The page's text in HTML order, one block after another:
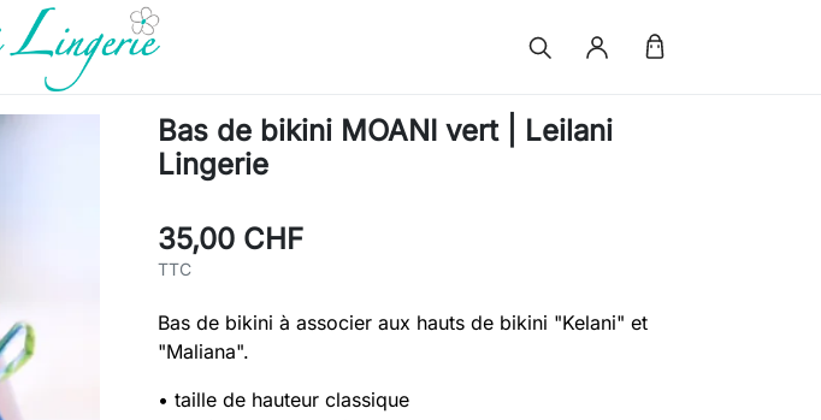
Bas de bikini MOANI vert | Leilani
Lingerie
35,00 CHF
TTC
Bas de bikini à associer aux hauts de bikini "Kelani" et
"Maliana".
• taille de hauteur classique